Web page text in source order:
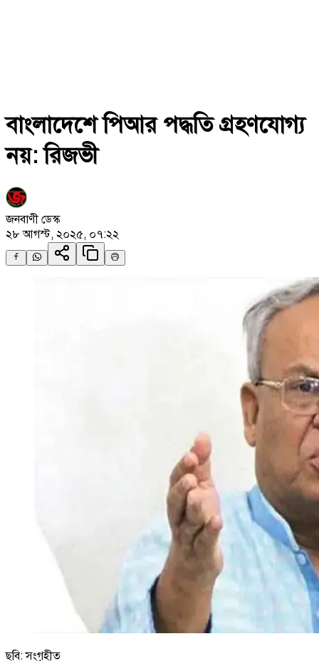
বাংলাদেশে পিআর পদ্ধতি গ্রহণযোগ্য
নয়: রিজভী
জনবাণী ডেস্ক
২৮ আগস্ট, ২০২৫, ০৭:২২
ছবি: সংগৃহীত